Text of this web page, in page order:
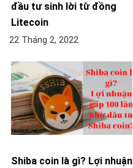
đầu tư sinh lời từ đồng
Litecoin
22 Tháng 2, 2022
Shiba coin là gì? Lợi nhuận